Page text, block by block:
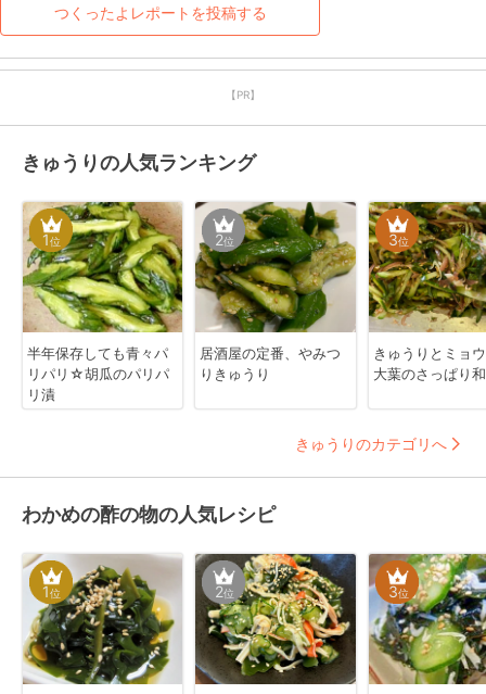
つくったよレポートを投稿する
【PR】
きゅうりの人気ランキング
1位
半年保存しても青々パ
リパリ☆胡瓜のパリパ
リ漬
2位
居酒屋の定番、やみつ
りきゅうり
3位
きゅうりとミョ
大葉のさっぱり
きゅうりのカテゴリへ
わかめの酢の物の人気レシピ
1位 2位 3位